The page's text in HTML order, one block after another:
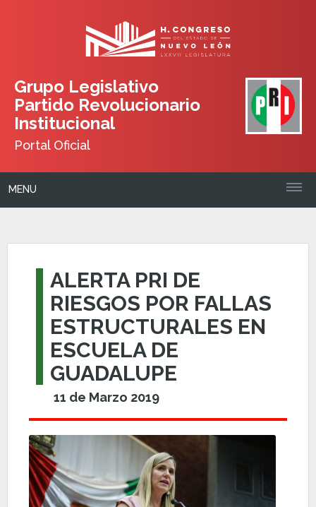
Grupo Legislativo
Partido Revolucionario
Institucional
Portal Oficial
MENU
ALERTA PRI DE
RIESGOS POR FALLAS
ESTRUCTURALES EN
ESCUELA DE
GUADALUPE
11 de Marzo 2019